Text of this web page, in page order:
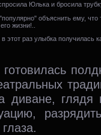
Юлька и бросила
объяснить ему, что
жизни!..
раз улыбка получилась
диване,